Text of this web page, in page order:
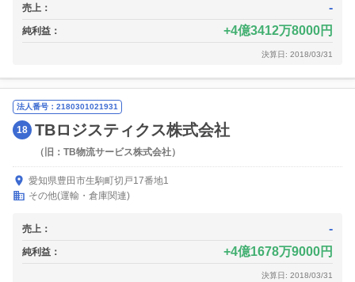
売上： -
純利益： 4億3412万8000円
決算日: 2018/03/31
法人番号：2180301021931
18 TBロジスティクス株式会社
（旧：TB物流サービス株式会社）
愛知県豊田市生駒町切戸17番地1
その他(運輸・倉庫関連)
売上： -
純利益： 4億1678万9000円
決算日: 2018/03/31